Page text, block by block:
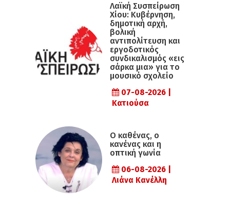
Λαϊκή Συσπείρωση
Χίου: Κυβέρνηση,
δημοτική αρχή,
βολική
αντιπολίτευση και
εργοδοτικός
συνδικαλισμός «εις
σάρκα μια» για το
μουσικό σχολείο
07-08-2026 |
Κατιούσα
Ο καθένας, ο
κανένας και η
οπτική γωνία
06-08-2026 |
Λιάνα Κανέλλη